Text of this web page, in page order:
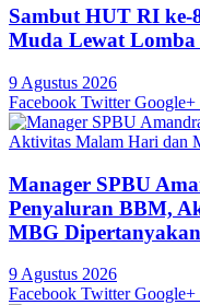
Sambut HUT RI ke-
Muda Lewat Lomba
9 Agustus 2026
Facebook Twitter Google+
Manager SPBU
Penyaluran BBM,
MBG
9 Agustus 2026
Facebook Twitter Google+